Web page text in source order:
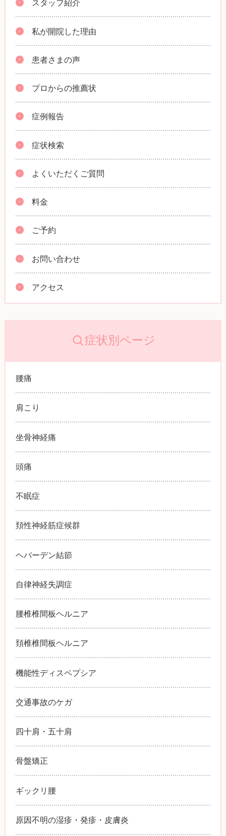
スタッフ紹介
私が開院した理由
患者さまの声
プロからの推薦状
症例報告
症状検索
よくいただくご質問
料金
ご予約
お問い合わせ
アクセス
症状別ページ
腰痛
肩こり
坐骨神経痛
頭痛
不眠症
頚性神経筋症候群
ヘバーデン結節
自律神経失調症
腰椎椎間板ヘルニア
頚椎椎間板ヘルニア
機能性ディスペプシア
交通事故のケガ
四十肩・五十肩
骨盤矯正
ギックリ腰
原因不明の湿疹・発疹・皮膚炎